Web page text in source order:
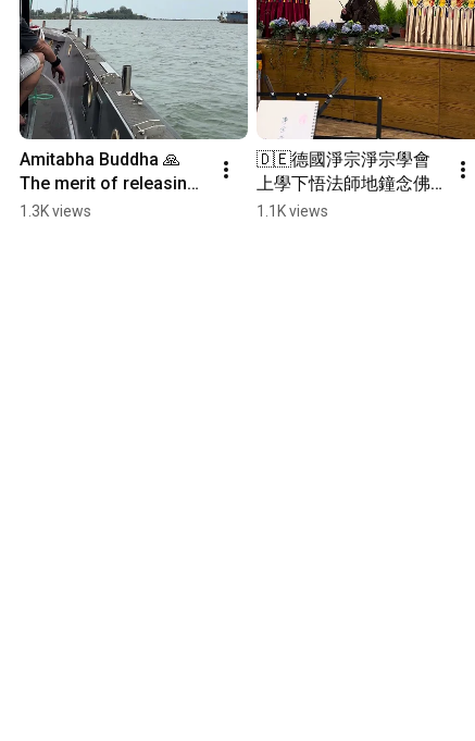
Amitabha Buddha 🙏
The merit of releasing
captive animals is
1.3K views
🇩🇪德國淨宗淨宗學會
上學下悟法師地鐘念佛
@法蘭克福美因河畔
1.1K views